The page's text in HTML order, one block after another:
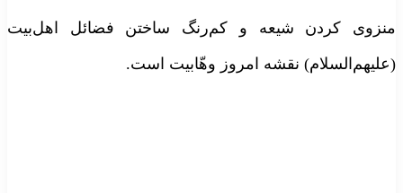
منزوی کردن شیعه و کم‌رنگ ساختن فضائل اهل‌بیت
(علیهم‌السلام) نقشه امروز وهّابیت است.